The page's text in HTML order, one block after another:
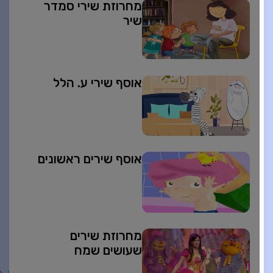
מחרוזת שירי סמדר
שיר
אוסף שירי ע. הלל
אוסף שירים ראשונים
מחרוזת שירים
שעושים שמח